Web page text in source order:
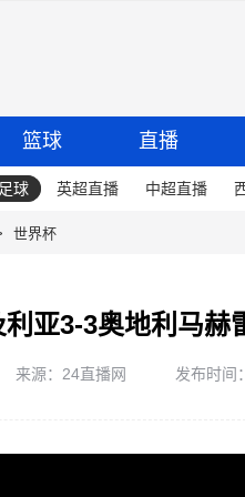
篮球 直播
足球 英超直播 中超直播
世界杯
亚3-3奥地利马赫
来源：24直播网 发布时间